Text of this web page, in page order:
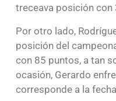
treceava posición con
Por otro lado,
posición del
con 85 puntos, a tan
ocasión, Gerardo
corresponde a la